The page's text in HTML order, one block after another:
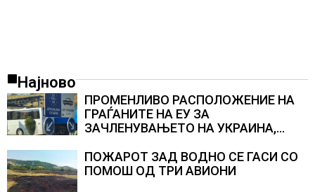
Најново
ПРОМЕНЛИВО РАСПОЛОЖЕНИЕ НА
ГРАЃАНИТЕ НА ЕУ ЗА
ЗАЧЛЕНУВАЊЕТО НА УКРАИНА,
Полска, Франција и Германија
ПОЖАРОТ ЗАД ВОДНО СЕ ГАСИ СО
ПОМОШ ОД ТРИ АВИОНИ